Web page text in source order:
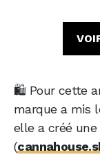
🛍️ Pour cette
marque a mis
elle a créé une
(